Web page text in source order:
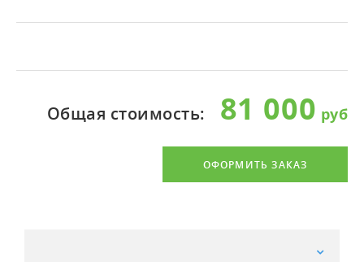
Общая стоимость: 81 000
ОФОРМИТЬ ЗАКАЗ